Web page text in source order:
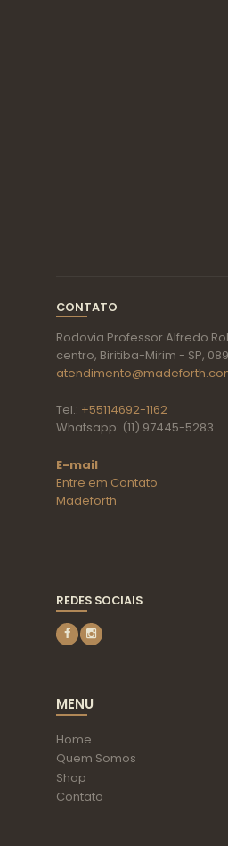
CONTATO
Rodovia Professor Alfredo
centro, Biritiba-Mirim - SP,
Tel.: +55114692-1162
Whatsapp: (11) 97445-5283
E-mail
Entre em Contato
Madeforth
REDES SOCIAIS
MENU
Home
Quem Somos
Shop
Contato